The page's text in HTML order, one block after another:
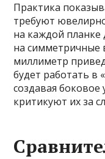
Практика
требуют
на каждой
на симметричные
миллиметр
будет работать
создавая боковое
критикуют их за